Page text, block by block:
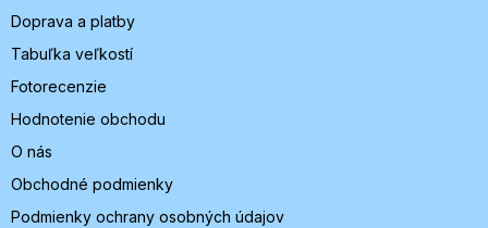
Doprava a platby
Tabuľka veľkostí
Fotorecenzie
Hodnotenie obchodu
O nás
Obchodné podmienky
Podmienky ochrany osobných údajov